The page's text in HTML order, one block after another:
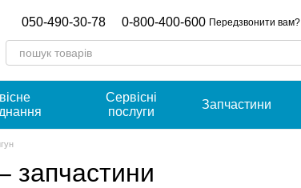
050-490-30-78 0-800-400-600 Передзвонити вам?
Сервісні
послуги
Запчастини
запчастини